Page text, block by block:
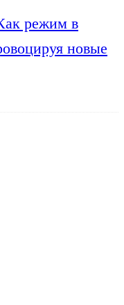
режим в
новые